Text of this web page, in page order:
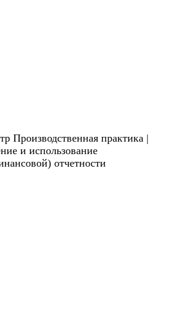
Производственная практика |
и использование
отчетности